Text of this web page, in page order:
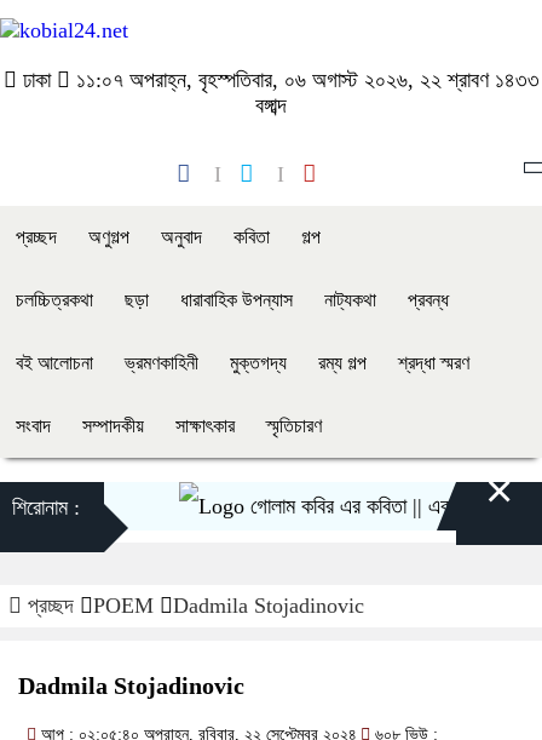
ঢাকা
১১:০৭ অপরাহ্ন, বৃহস্পতিবার, ০৬ অগাস্ট ২০২৬, ২২ শ্রাবণ ১৪৩৩
বঙ্গাব্দ
প্রচ্ছদ অণুগল্প অনুবাদ কবিতা গল্প
চলচ্চিত্রকথা ছড়া ধারাবাহিক উপন্যাস নাট্যকথা প্রবন্ধ
বই আলোচনা ভ্রমণকাহিনী মুক্তগদ্য রম্য গল্প শ্রদ্ধা স্মরণ
সংবাদ সম্পাদকীয় সাক্ষাৎকার স্মৃতিচারণ
শিরোনাম : গোলাম কবির এর কবিতা || একটা কাঙ্ক্ষিত×
প্রচ্ছদ POEM Dadmila Stojadinovic
Dadmila Stojadinovic
আপ : ০২:০৫:৪০ অপরাহ্ন, রবিবার, ২২ সেপ্টেম্বর ২০২৪ ৬০৮ ভিউ :